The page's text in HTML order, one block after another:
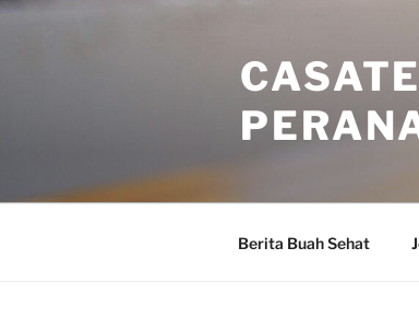
Skip
Berita Buah Sehat